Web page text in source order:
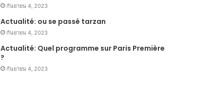
กันยายน 4, 2023
Actualité: ou se passé tarzan
กันยายน 4, 2023
Actualité: Quel programme sur Paris Première
?
กันยายน 4, 2023